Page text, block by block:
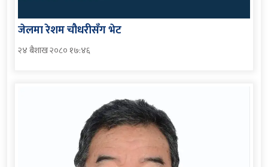
जेलमा रेशम चौधरीसँग भेट
२४ बैशाख २०८० १७:४६